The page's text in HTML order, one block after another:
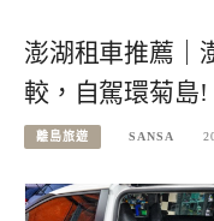
澎湖租車推薦｜
較，自駕環菊島!
離島旅遊 SANSA